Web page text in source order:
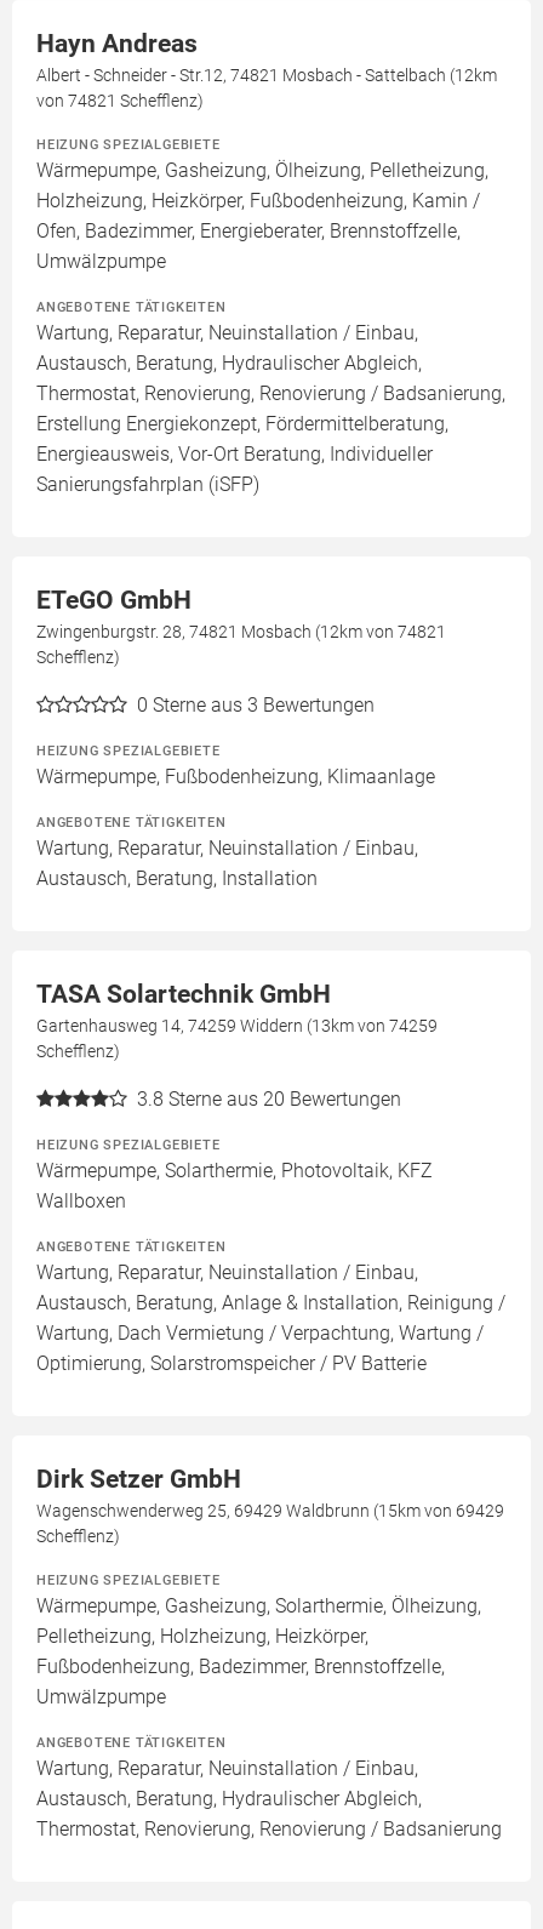
Hayn Andreas
Albert - Schneider - Str.12, 74821 Mosbach - Sattelbach (12km
von 74821 Schefflenz)
HEIZUNG SPEZIALGEBIETE
Wärmepumpe, Gasheizung, Ölheizung, Pelletheizung,
Holzheizung, Heizkörper, Fußbodenheizung, Kamin /
Ofen, Badezimmer, Energieberater, Brennstoffzelle,
Umwälzpumpe
ANGEBOTENE TÄTIGKEITEN
Wartung, Reparatur, Neuinstallation / Einbau,
Austausch, Beratung, Hydraulischer Abgleich,
Thermostat, Renovierung, Renovierung / Badsanierung,
Erstellung Energiekonzept, Fördermittelberatung,
Energieausweis, Vor-Ort Beratung, Individueller
Sanierungsfahrplan (iSFP)
ETeGO GmbH
Zwingenburgstr. 28, 74821 Mosbach (12km von 74821
Schefflenz)
0 Sterne aus 3 Bewertungen
HEIZUNG SPEZIALGEBIETE
Wärmepumpe, Fußbodenheizung, Klimaanlage
ANGEBOTENE TÄTIGKEITEN
Wartung, Reparatur, Neuinstallation / Einbau,
Austausch, Beratung, Installation
TASA Solartechnik GmbH
Gartenhausweg 14, 74259 Widdern (13km von 74259
Schefflenz)
3.8 Sterne aus 20 Bewertungen
HEIZUNG SPEZIALGEBIETE
Wärmepumpe, Solarthermie, Photovoltaik, KFZ
Wallboxen
ANGEBOTENE TÄTIGKEITEN
Wartung, Reparatur, Neuinstallation / Einbau,
Austausch, Beratung, Anlage & Installation, Reinigung /
Wartung, Dach Vermietung / Verpachtung, Wartung /
Optimierung, Solarstromspeicher / PV Batterie
Dirk Setzer GmbH
Wagenschwenderweg 25, 69429 Waldbrunn (15km von 69429
Schefflenz)
HEIZUNG SPEZIALGEBIETE
Wärmepumpe, Gasheizung, Solarthermie, Ölheizung,
Pelletheizung, Holzheizung, Heizkörper,
Fußbodenheizung, Badezimmer, Brennstoffzelle,
Umwälzpumpe
ANGEBOTENE TÄTIGKEITEN
Wartung, Reparatur, Neuinstallation / Einbau,
Austausch, Beratung, Hydraulischer Abgleich,
Thermostat, Renovierung, Renovierung / Badsanierung